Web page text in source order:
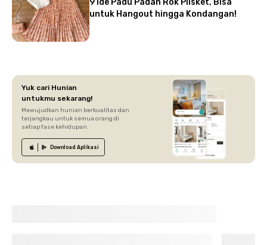
untuk Hangout hingga Kondangan!
Yuk cari Hunian
untukmu sekarang!
Mewujudkan hunian berkualitas dan
terjangkau untuk semua orang di
setiap fase kehidupan.
Download Aplikasi